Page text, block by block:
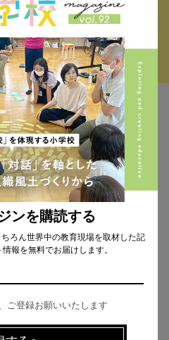
ル (18) 教育委員会 (4)
MAGAZINE
の最新情報をお届け！
て同意します。
ンを購読する
ろん世界中の教育現場を取材した記
報を無料でお届けします。
ご登録お願いいたします